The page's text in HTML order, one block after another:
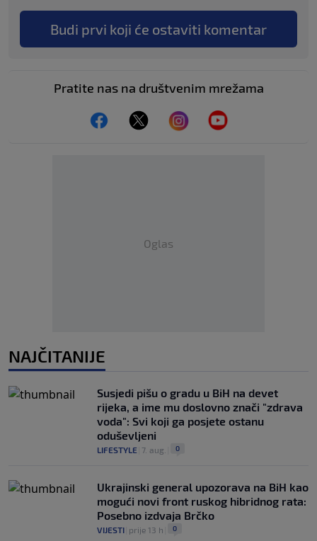
Budi prvi koji će ostaviti komentar
Pratite nas na društvenim mrežama
Oglas
NAJČITANIJE
Susjedi pišu o gradu u BiH na devet
rijeka, a ime mu doslovno znači "zdrava
voda": Svi koji ga posjete ostanu
oduševljeni
LIFESTYLE 7. aug. 0
Ukrajinski general upozorava na BiH kao
mogući novi front ruskog hibridnog rata:
Posebno izdvaja Brčko
VIJESTI prije 13 h 0